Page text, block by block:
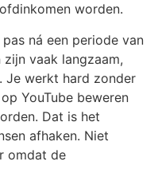
worden.
ná een periode van
vaak langzaam,
Je werkt hard zonder
YouTube beweren
Dat is het
afhaken. Niet
omdat de